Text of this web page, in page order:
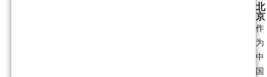
北
京
作
为
中
国